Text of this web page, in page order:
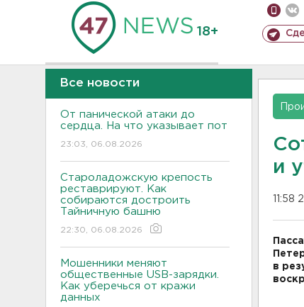
18+
Все новости
От панической атаки до
сердца. На что указывает пот
23:03, 06.08.2026
Староладожскую крепость
реставрируют. Как
собираются достроить
Тайничную башню
22:30, 06.08.2026
Мошенники меняют
общественные USB-зарядки.
Как уберечься от кражи
данных
и
11:58
в